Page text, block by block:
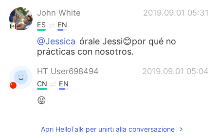
ไทย
Türkçe Tiếng Việt
Português
John White 2019.09.01 05:31
ES EN
@Jessica órale Jessi😊por qué no
prácticas con nosotros.
HT User698494 2019.09.01 05:04
CN EN
😜
Apri HelloTalk per unirti alla conversazione